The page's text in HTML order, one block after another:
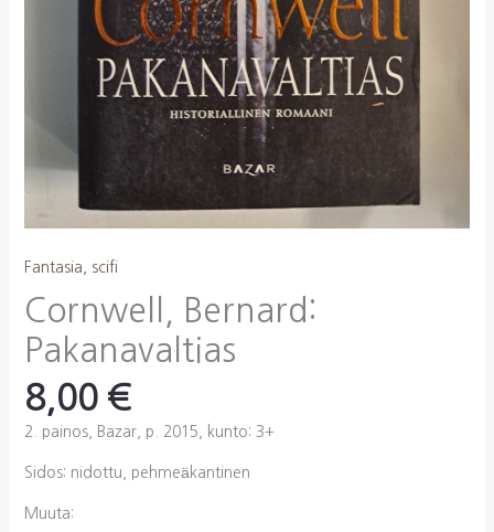
Fantasia, scifi
Cornwell, Bernard:
Pakanavaltias
8,00 €
2. painos, Bazar, p. 2015, kunto: 3+
Sidos: nidottu, pehmeäkantinen
Muuta: